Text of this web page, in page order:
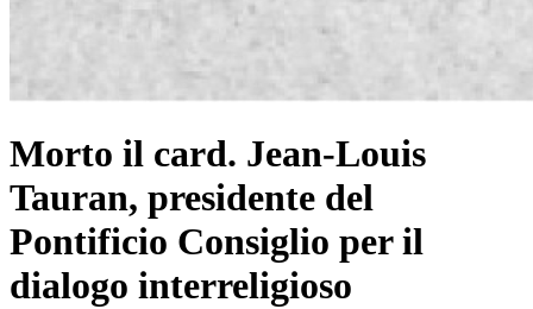
Morto il card. Jean-Louis
Tauran, presidente del
Pontificio Consiglio per il
dialogo interreligioso